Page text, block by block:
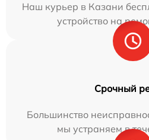
Наш курьер в Казани
устройство на
Срочный
Большинство
мы устраняем в